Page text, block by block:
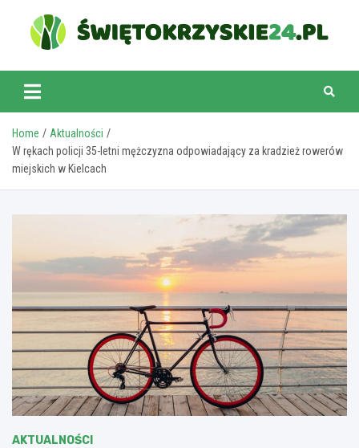
content
swietokrzyskie24.pl
Home
Aktualności
W rękach policji 35-letni mężczyzna odpowiadający za kradzież rowerów
miejskich w Kielcach
AKTUALNOŚCI